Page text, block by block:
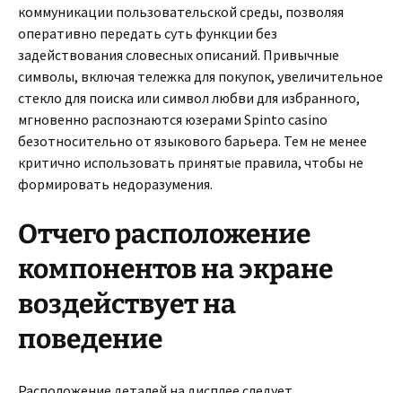
коммуникации пользовательской среды, позволяя
оперативно передать суть функции без
задействования словесных описаний. Привычные
символы, включая тележка для покупок, увеличительное
стекло для поиска или символ любви для избранного,
мгновенно распознаются юзерами Spinto casino
безотносительно от языкового барьера. Тем не менее
критично использовать принятые правила, чтобы не
формировать недоразумения.
Отчего расположение
компонентов на экране
воздействует на
поведение